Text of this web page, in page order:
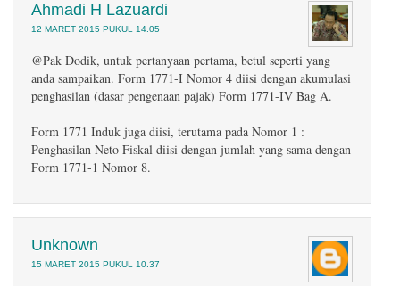
Ahmadi H Lazuardi
12 MARET 2015 PUKUL 14.05
@Pak Dodik, untuk pertanyaan pertama, betul seperti yang
anda sampaikan. Form 1771-I Nomor 4 diisi dengan akumulasi
penghasilan (dasar pengenaan pajak) Form 1771-IV Bag A.
Form 1771 Induk juga diisi, terutama pada Nomor 1 :
Penghasilan Neto Fiskal diisi dengan jumlah yang sama dengan
Form 1771-1 Nomor 8.
Unknown
15 MARET 2015 PUKUL 10.37